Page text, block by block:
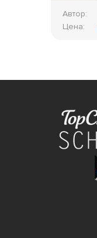
Автор:
Цена: